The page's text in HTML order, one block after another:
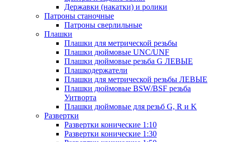
Державки (накатки) и ролики
Патроны станочные
Патроны сверлильные
Плашки
Плашки для метрической резьбы
Плашки дюймовые UNC/UNF
Плашки дюймовые резьба G ЛЕВЫЕ
Плашкодержатели
Плашки для метрической резьбы ЛЕВЫЕ
Плашки дюймовые BSW/BSF резьба
Уитворта
Плашки дюймовые для резьб G, R и K
Развертки
Развертки конические 1:10
Развертки конические 1:30